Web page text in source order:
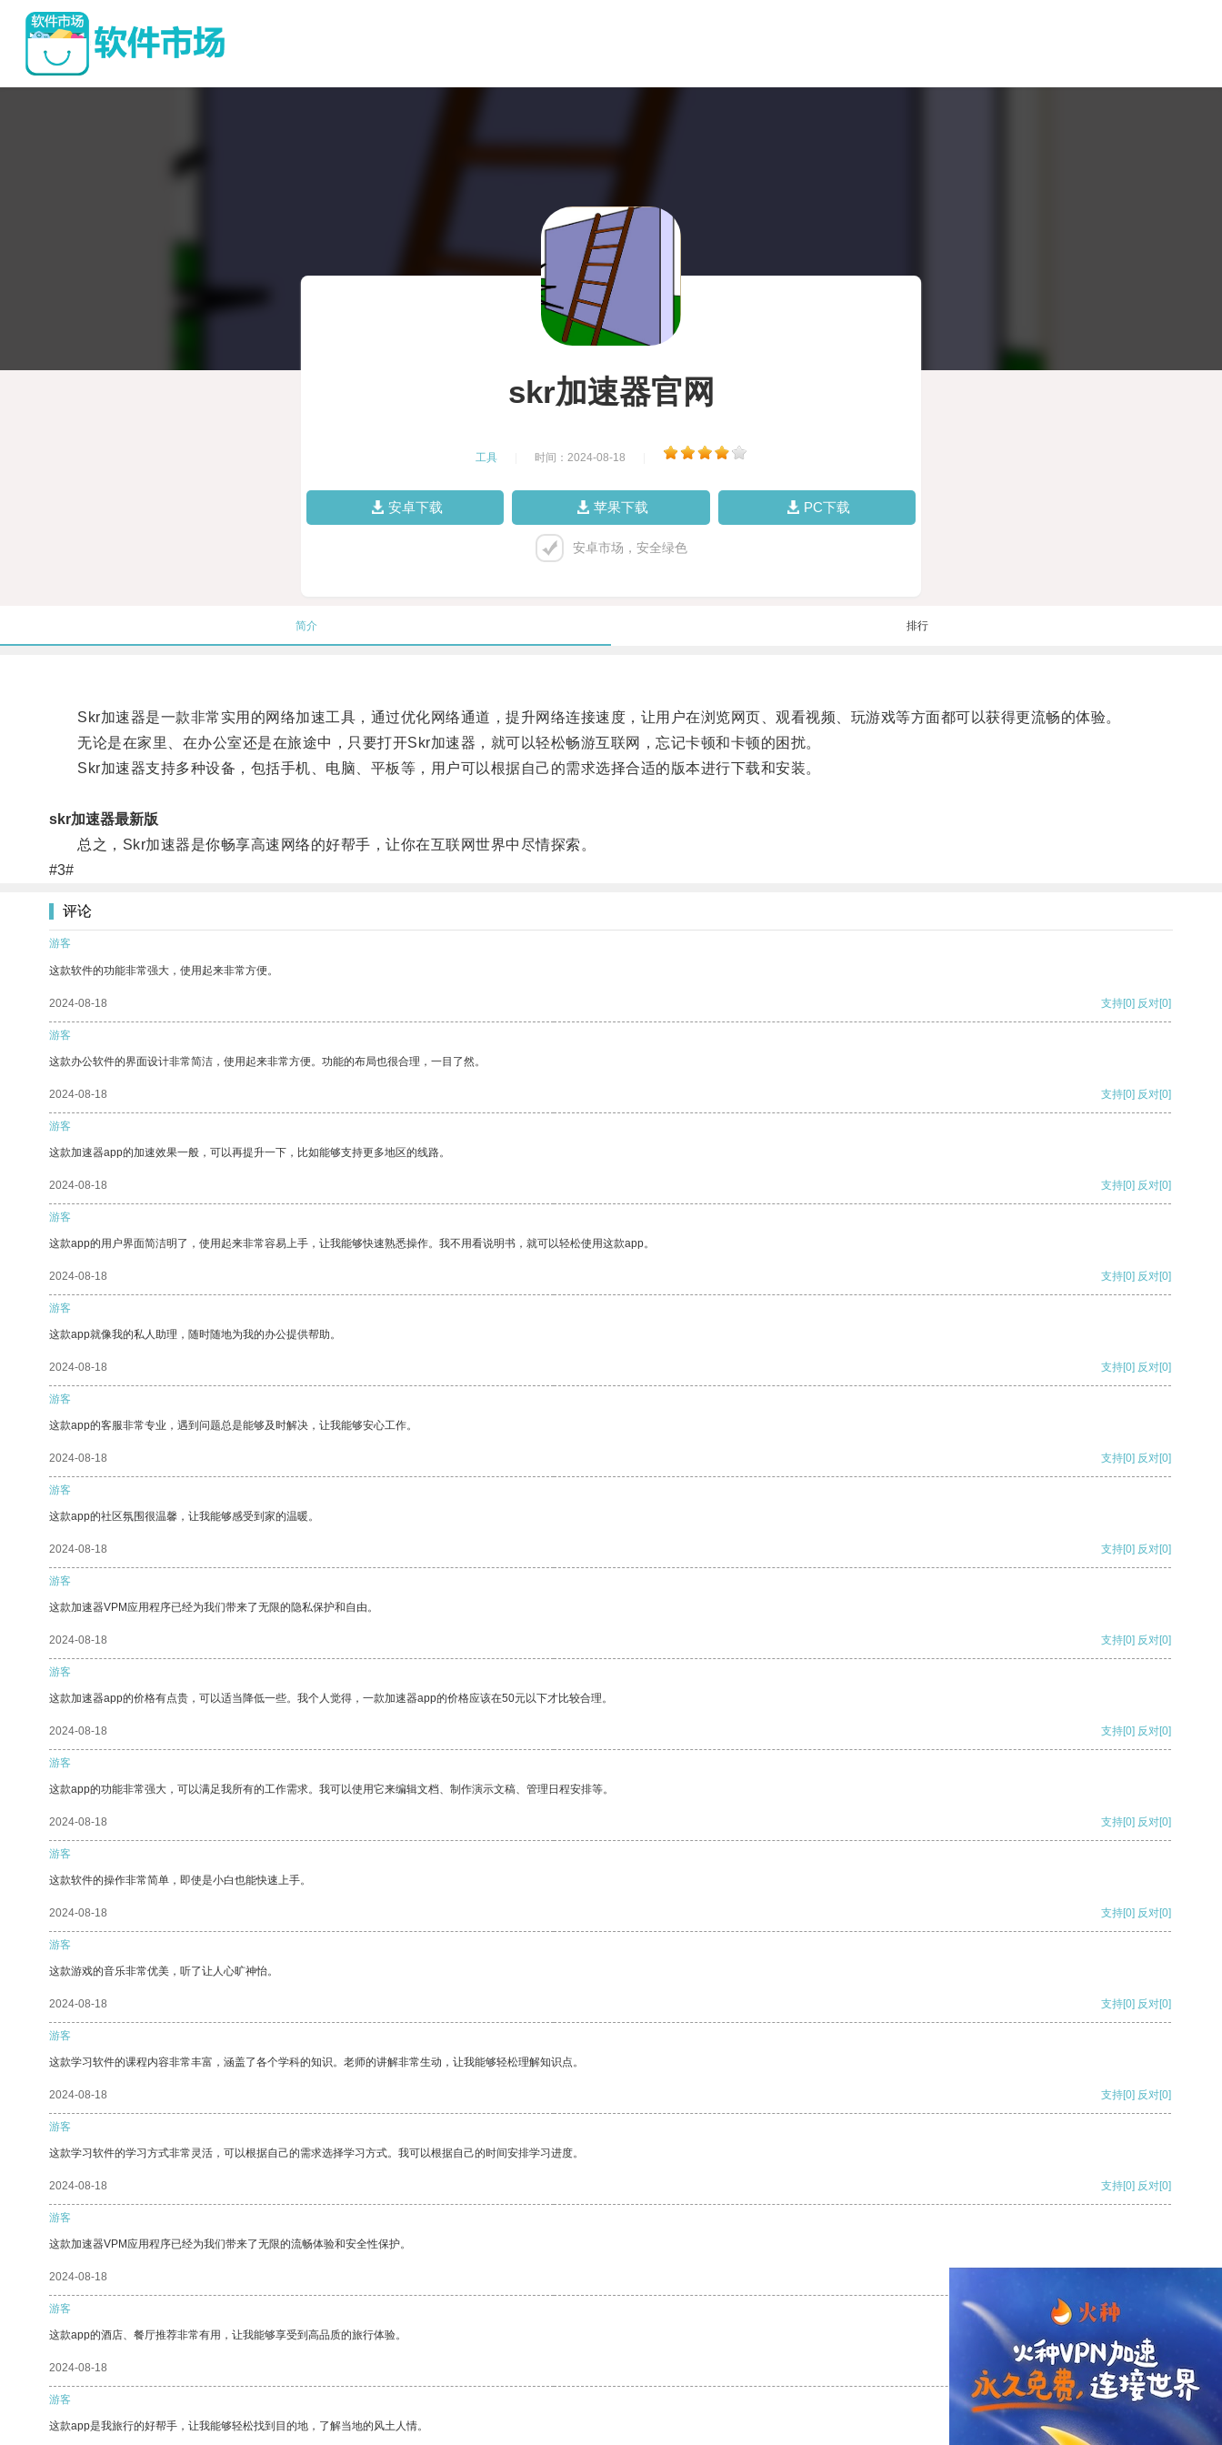
skr加速器官网
工具 时间：2024-08-18
安卓下载 苹果下载 PC下载
安卓市场，安全绿色
简介 排行
Skr加速器是一款非常实用的网络加速工具，通过优化网络通道，提升网络连接速度，让用户在浏览网页、观看视频、玩游戏等方面都可以获得更流畅的体验。
无论是在家里、在办公室还是在旅途中，只要打开Skr加速器，就可以轻松畅游互联网，忘记卡顿和卡顿的困扰。
Skr加速器支持多种设备，包括手机、电脑、平板等，用户可以根据自己的需求选择合适的版本进行下载和安装。
skr加速器最新版
总之，Skr加速器是你畅享高速网络的好帮手，让你在互联网世界中尽情探索。
#3#
评论
游客
这款软件的功能非常强大，使用起来非常方便。
2024-08-18 支持[0] 反对[0]
游客
这款办公软件的界面设计非常简洁，使用起来非常方便。功能的布局也很合理，一目了然。
2024-08-18 支持[0] 反对[0]
游客
这款加速器app的加速效果一般，可以再提升一下，比如能够支持更多地区的线路。
2024-08-18 支持[0] 反对[0]
游客
这款app的用户界面简洁明了，使用起来非常容易上手，让我能够快速熟悉操作。我不用看说明书，就可以轻松使用这款app。
2024-08-18 支持[0] 反对[0]
游客
这款app就像我的私人助理，随时随地为我的办公提供帮助。
2024-08-18 支持[0] 反对[0]
游客
这款app的客服非常专业，遇到问题总是能够及时解决，让我能够安心工作。
2024-08-18 支持[0] 反对[0]
游客
这款app的社区氛围很温馨，让我能够感受到家的温暖。
2024-08-18 支持[0] 反对[0]
游客
这款加速器VPM应用程序已经为我们带来了无限的隐私保护和自由。
2024-08-18 支持[0] 反对[0]
游客
这款加速器app的价格有点贵，可以适当降低一些。我个人觉得，一款加速器app的价格应该在50元以下才比较合理。
2024-08-18 支持[0] 反对[0]
游客
这款app的功能非常强大，可以满足我所有的工作需求。我可以使用它来编辑文档、制作演示文稿、管理日程安排等。
2024-08-18 支持[0] 反对[0]
游客
这款软件的操作非常简单，即使是小白也能快速上手。
2024-08-18 支持[0] 反对[0]
游客
这款游戏的音乐非常优美，听了让人心旷神怡。
2024-08-18 支持[0] 反对[0]
游客
这款学习软件的课程内容非常丰富，涵盖了各个学科的知识。老师的讲解非常生动，让我能够轻松理解知识点。
2024-08-18 支持[0] 反对[0]
游客
这款学习软件的学习方式非常灵活，可以根据自己的需求选择学习方式。我可以根据自己的时间安排学习进度。
2024-08-18 支持[0] 反对[0]
游客
这款加速器VPM应用程序已经为我们带来了无限的流畅体验和安全性保护。
2024-08-18
游客
这款app的酒店、餐厅推荐非常有用，让我能够享受到高品质的旅行体验。
2024-08-18 支持 [0] 反对 [0]
游客
这款app是我旅行的好帮手，让我能够轻松找到目的地，了解当地的风土人情。